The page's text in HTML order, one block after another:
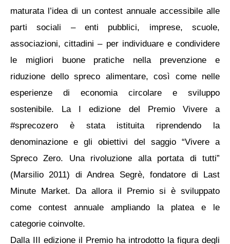
maturata l’idea di un contest annuale accessibile alle
parti sociali – enti pubblici, imprese, scuole,
associazioni, cittadini – per individuare e condividere
le migliori buone pratiche nella prevenzione e
riduzione dello spreco alimentare, così come nelle
esperienze di economia circolare e sviluppo
sostenibile. La I edizione del Premio Vivere a
#sprecozero è stata istituita riprendendo la
denominazione e gli obiettivi del saggio “Vivere a
Spreco Zero. Una rivoluzione alla portata di tutti”
(Marsilio 2011) di Andrea Segrè, fondatore di Last
Minute Market. Da allora il Premio si è sviluppato
come contest annuale ampliando la platea e le
categorie coinvolte.
Dalla III edizione il Premio ha introdotto la figura degli